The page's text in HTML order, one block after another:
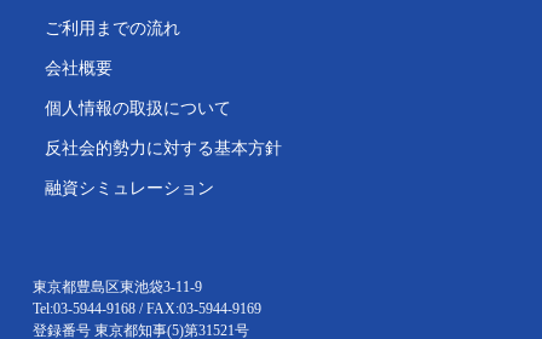
ご利用までの流れ
会社概要
個人情報の取扱について
反社会的勢力に対する基本方針
融資シミュレーション
東京都豊島区東池袋3-11-9
Tel:03-5944-9168 / FAX:03-5944-9169
登録番号 東京都知事(5)第31521号